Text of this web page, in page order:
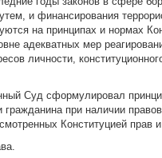
и финансирования
на принципах и нормах
адекватных мер
личности,
Суд сформулировал
при наличии
Конституцией прав и